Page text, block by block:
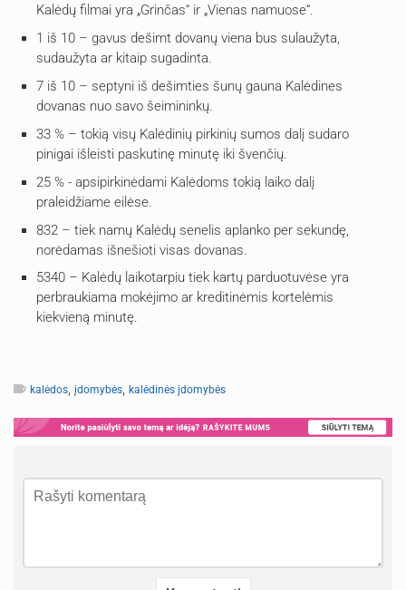
Kalėdų filmai yra „Grinčas“ ir „Vienas namuose“.
1 iš 10 – gavus dešimt dovanų viena bus sulaužyta,
sudaužyta ar kitaip sugadinta.
7 iš 10 – septyni iš dešimties šunų gauna Kalėdines
dovanas nuo savo šeimininkų.
33 % – tokią visų Kalėdinių pirkinių sumos dalį sudaro
pinigai išleisti paskutinę minutę iki švenčių.
25 % - apsipirkinėdami Kalėdoms tokią laiko dalį
praleidžiame eilėse.
832 – tiek namų Kalėdų senelis aplanko per sekundę,
norėdamas išnešioti visas dovanas.
5340 – Kalėdų laikotarpiu tiek kartų parduotuvėse yra
perbraukiama mokėjimo ar kreditinėmis kortelėmis
kiekvieną minutę.
kalėdos, įdomybės, kalėdinės įdomybės